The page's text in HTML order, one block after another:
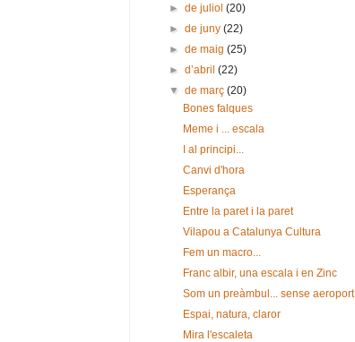
►de juliol(20)
►de juny(22)
►de maig(25)
►d’abril(22)
▼de març(20)
Bones falques
Meme i ... escala
I al principi...
Canvi d'hora
Esperança
Entre la paret i la paret
Vilapou a Catalunya Cultura
Fem un macro...
Franc albir, una escala i en Zinc
Som un preàmbul... sense aeroport
Espai, natura, claror
Mira l'escaleta